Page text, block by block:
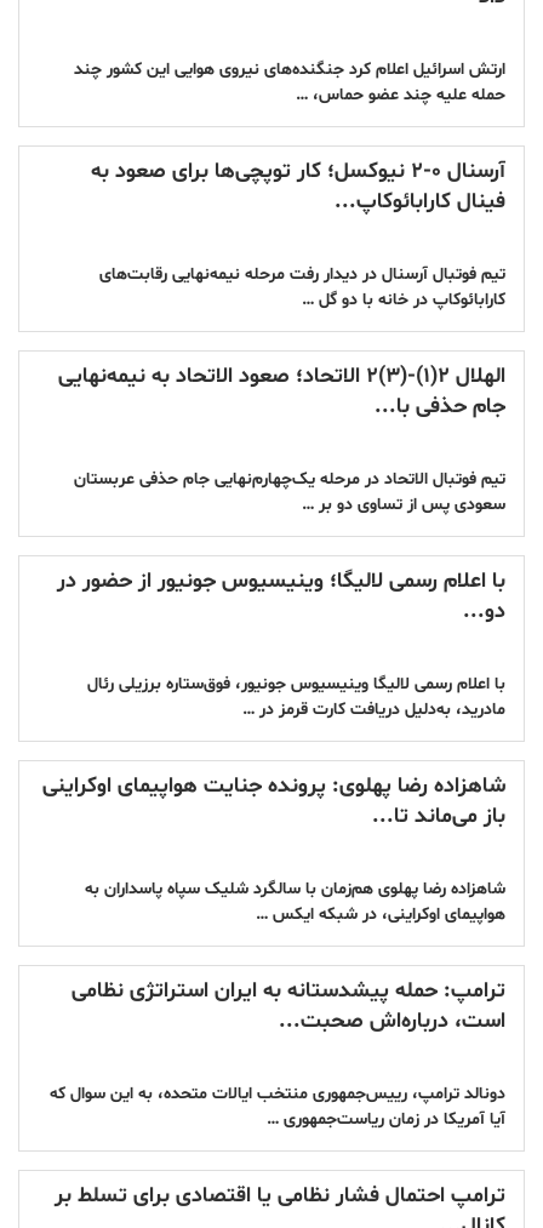
ارتش اسرائیل اعلام کرد جنگنده‌های نیروی هوایی این کشور چند
حمله علیه چند عضو حماس، …
آرسنال ۰-۲ نیوکسل؛ کار توپچی‌ها برای صعود به
فینال کارابائوکاپ...
تیم فوتبال آرسنال در دیدار رفت مرحله نیمه‌نهایی رقابت‌های
کارابائوکاپ در خانه با دو گل …
الهلال ۲(۱)-(۳)۲ الاتحاد؛ صعود الاتحاد به نیمه‌نهایی
جام حذفی با...
تیم فوتبال الاتحاد در مرحله یک‌چهارم‌نهایی جام حذفی عربستان
سعودی پس از تساوی دو بر …
با اعلام رسمی لالیگا؛ وینیسیوس جونیور از حضور در
دو...
با اعلام رسمی لالیگا وینیسیوس جونیور، فوق‌ستاره برزیلی رئال
مادرید، به‌دلیل دریافت کارت قرمز در …
شاهزاده رضا پهلوی: پرونده جنایت هواپیمای اوکراینی
باز می‌ماند تا...
شاهزاده رضا پهلوی هم‌زمان با سالگرد شلیک سپاه پاسداران به
هواپیمای اوکراینی، در شبکه ایکس …
ترامپ: حمله پیشدستانه به ایران استراتژی نظامی
است، درباره‌اش صحبت...
دونالد ترامپ،‌ رییس‌جمهوری منتخب ایالات متحده، به این سوال که
آیا آمریکا در زمان ریاست‌جمهوری …
ترامپ احتمال فشار نظامی یا اقتصادی برای تسلط بر